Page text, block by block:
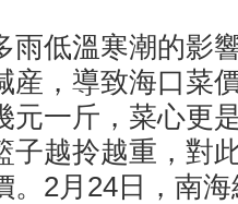
低溫寒潮的影
産，導致海口菜
元一斤，菜心更
子越拎越重，對
。2月24日，南